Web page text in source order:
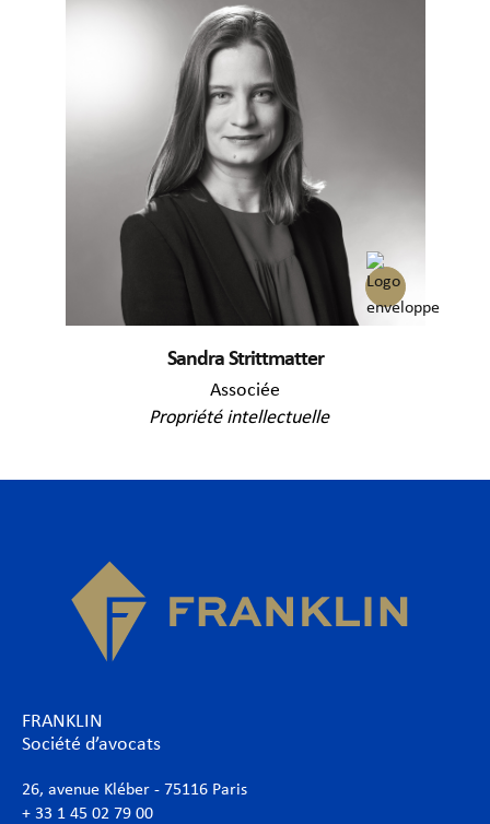
Sandra Strittmatter
Associée
Propriété intellectuelle
FRANKLIN
Société d’avocats
26, avenue Kléber - 75116 Paris
+ 33 1 45 02 79 00